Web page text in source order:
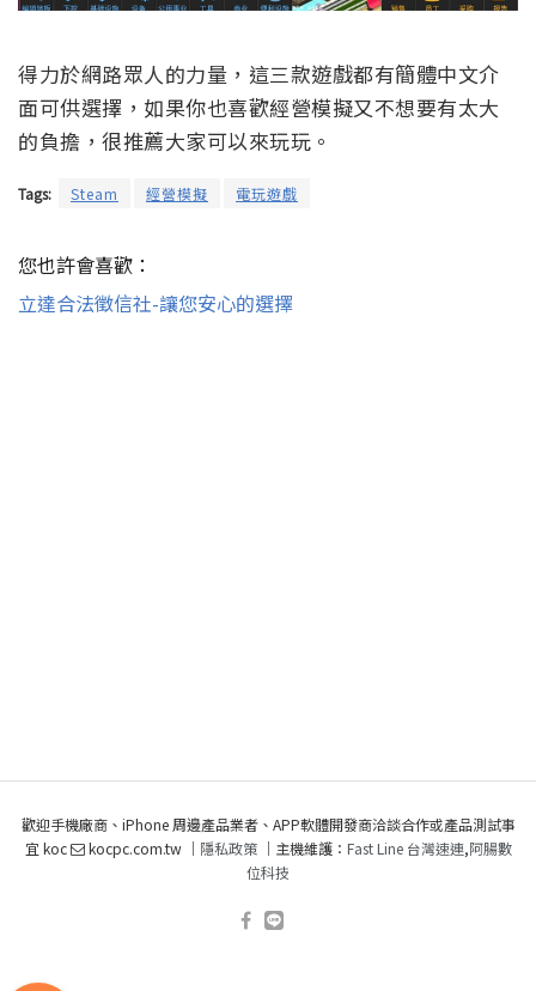
得力於網路眾人的力量，這三款遊戲都有簡體中文介
面可供選擇，如果你也喜歡經營模擬又不想要有太大
的負擔，很推薦大家可以來玩玩。
Tags: Steam 經營模擬 電玩遊戲
您也許會喜歡：
立達合法徵信社-讓您安心的選擇
歡迎手機廠商、iPhone 周邊產品業者、APP軟體開發商洽談合作或產品測試事
宜 koc
kocpc.com.tw ｜ 隱私政策｜主機維護： Fast Line 台灣速連,阿腸數
位科技